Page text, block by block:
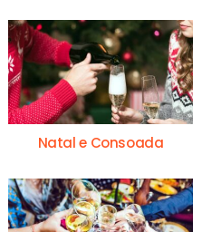
Natal e Consoada